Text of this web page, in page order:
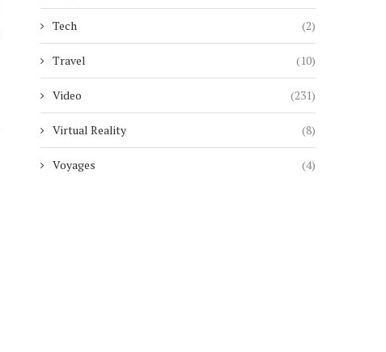
GMAIL VA METTRE FIN À L’ENVOI
AYA NAKAMURA ET LE
7 août 2026
Tech (2)
Travel (10)
Video (231)
Virtual Reality (8)
Voyages (4)